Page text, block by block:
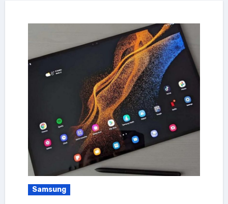
Samsung